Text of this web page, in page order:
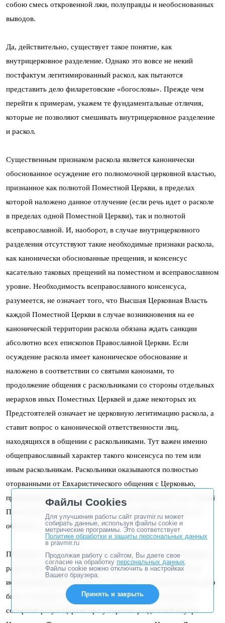
собою смесь откровенной лжи, полуправды и необоснованных
выводов.
Да, действительно, существует такое понятие, как
внутрицерковное разделение. Однако это вовсе не некий
постфактум легитимированный раскол, как пытаются
представить дело филаретовские «богословы». Прежде чем
перейти к примерам, укажем те фундаментальные отличия,
которые не позволяют смешивать внутрицерковное разделение
и раскол.
Существенным признаком раскола является канонически
обоснованное осуждение его полномочной церковной властью,
признанное как полнотой Поместной Церкви, в пределах
которой наложено данное отлучение (если речь идет о расколе
в пределах одной Поместной Церкви), так и полнотой
всеправославной. И, наоборот, в случае внутрицерковного
разделения отсутствуют такие необходимые признаки раскола,
как канонически обоснованные прещения, и консенсус
касательно таковых прещений на поместном и всеправославном
уровне. Необходимость всеправославного консенсуса,
разумеется, не означает того, что Высшая Церковная Власть
каждой Поместной Церкви в случае возникновения на ее
канонической территории раскола обязана ждать санкции
абсолютно всех епископов Православной Церкви. Если
осуждение раскола имеет каноническое обоснование и
наложено в соответствии со святыми канонами, то
продолжение общения с раскольниками со стороны отдельных
иерархов иных Поместных Церквей и даже некоторых их
Предстоятелей означает не церковную легитимацию раскола, а
ставит вопрос о канонической ответственности лиц,
находящихся в общении с раскольниками. Тут важен именно
общеправославный характер такого консенсуса по тем или
иным раскольникам. Раскольники оказываются полностью
оторванными от Евхаристического общения с Церковью,
пребывающие же во внутрицерковном разделении части одной
Поместной Церкви или две Поместные Церкви находятся в
общении с другими Православными Церквами.
Подобное определение отличия раскола от внутрицерковного
разделения основано на самой практике двухтысячелетней
истории Христовой Церкви. В церковном сознании всегда ясно
было осознание этого отличия, на котором и основывался
соборный разум Церкви при умирении разделений внутри
Файлы Cookies
Для улучшения работы сайт pravmir.ru может
собирать данные, используя файлы cookie и
метрические программы. Это соответствует
Политике обработки и защиты персональных данных
в pravmir.ru
Продолжая работу с сайтом, Вы даете свое
согласие на обработку персональных данных.
Файлы cookie можно отключить в настройках
Вашего браузера.
Принять и закрыть